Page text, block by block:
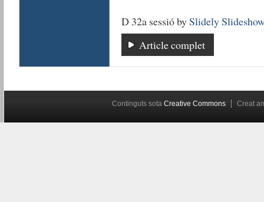
D 32a sessió bySlidely
Article complet
Continguts sota Creative Commons Creat